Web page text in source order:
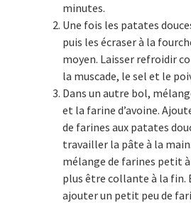
minutes.
Une fois les patates
puis les écraser à la
moyen. Laisser refroidir
la muscade, le sel et le
Dans un autre bol,
et la farine d’avoine.
de farines aux patates
travailler la pâte à la
mélange de farines petit
plus être collante à la fin.
ajouter un petit peu de